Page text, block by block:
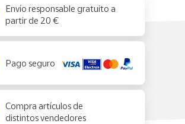
Envío responsable gratuito a
partir de 20 €
Pago seguro
Compra artículos de
distintos vendedores